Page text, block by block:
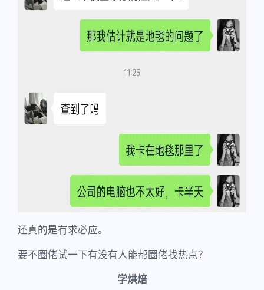
还真的是有求必应。
要不圈佬试一下有没有人能帮圈佬找热点？
学烘焙